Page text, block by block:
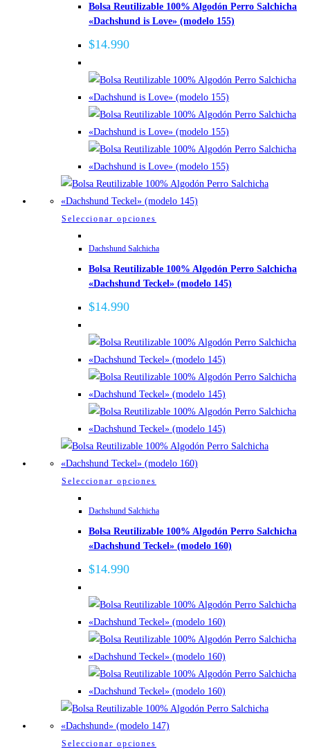
múltiples
variantes.
se
pueden
elegir
en
la
página
de
producto
Bolsa Reutilizable 100% Algodón Perro Salchicha
«Dachshund is Love» (modelo 155)
$14.990
Seleccionar opciones
tiene
múltiples
variantes.
se
pueden
elegir
en
la
página
de
producto
Dachshund Salchicha
Bolsa Reutilizable 100% Algodón Perro Salchicha
«Dachshund Teckel» (modelo 145)
$14.990
Seleccionar opciones
tiene
múltiples
variantes.
se
pueden
elegir
en
la
página
de
producto
Dachshund Salchicha
Bolsa Reutilizable 100% Algodón Perro Salchicha
«Dachshund Teckel» (modelo 160)
$14.990
Seleccionar opciones